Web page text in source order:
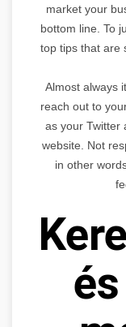
market your
bottom line. To
top tips that are
Almost always
reach out to
as your Twitter
website. Not
in other